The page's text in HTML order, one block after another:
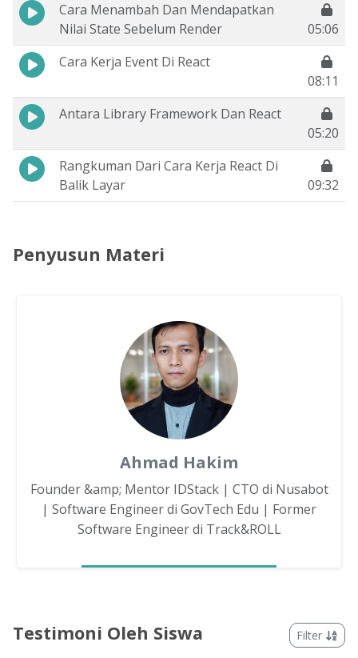
Cara Menambah Dan Mendapatkan
Nilai State Sebelum Render
05:06
Cara Kerja Event Di React
08:11
Antara Library Framework Dan React
05:20
Rangkuman Dari Cara Kerja React Di
Balik Layar
09:32
Penyusun Materi
Ahmad Hakim
Founder &amp; Mentor IDStack | CTO di Nusabot
| Software Engineer di GovTech Edu | Former
Software Engineer di Track&ROLL
Testimoni Oleh Siswa Filter